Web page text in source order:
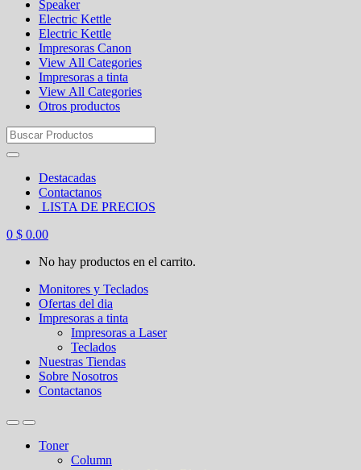
Speaker
Electric Kettle
Electric Kettle
Impresoras Canon
View All Categories
Impresoras a tinta
View All Categories
Otros productos
Search
for:
Destacadas
Contactanos
LISTA DE PRECIOS
0 $ 0.00
No hay productos en el carrito.
Monitores y Teclados
Ofertas del dia
Impresoras a tinta
Impresoras a Laser
Teclados
Nuestras Tiendas
Sobre Nosotros
Contactanos
Toner
Column